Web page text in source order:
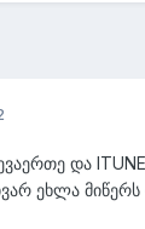
და
ეხლა